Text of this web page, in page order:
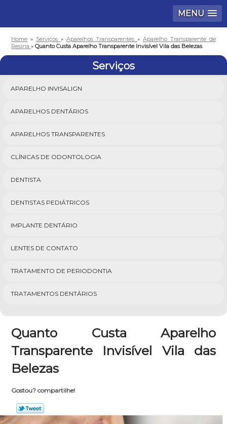
MENU
Home » Serviços » Aparelhos Transparentes»Aparelho Transparente de
Resina»Quanto Custa Aparelho Transparente Invisível Vila das Belezas
Serviços
APARELHO INVISALIGN
APARELHOS DENTÁRIOS
APARELHOS TRANSPARENTES
CLÍNICAS DE ODONTOLOGIA
DENTISTA
DENTISTAS PEDIÁTRICOS
IMPLANTE DENTÁRIO
LENTES DE CONTATO
TRATAMENTO DE PERIODONTIA
TRATAMENTOS DENTÁRIOS
Quanto Custa Aparelho
Transparente Invisível Vila das
Belezas
Gostou? compartilhe!